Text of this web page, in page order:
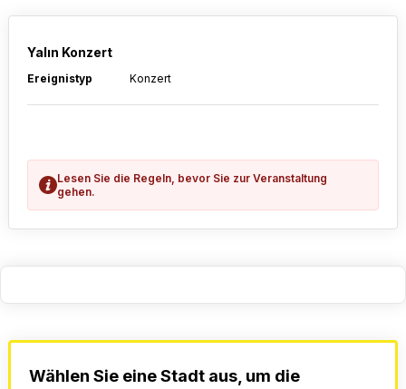
Yalın Konzert
Ereignistyp Konzert
Lesen Sie die Regeln, bevor Sie zur Veranstaltung
gehen.
Wählen Sie eine Stadt aus, um die